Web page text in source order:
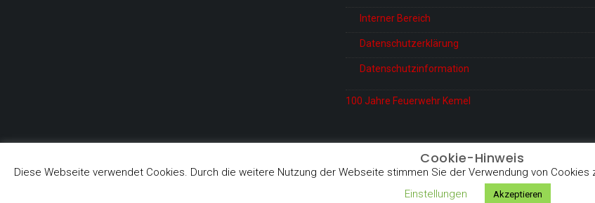
Interner Bereich
Datenschutzerklärung
Datenschutzinformation
100 Jahre Feuerwehr Kemel
Proudly
Cookie-Hinweis
Diese Webseite verwendet Cookies. Durch die weitere Nutzung der Webseite stimmen Sie der Verwendung von
Einstellungen
Akzeptieren